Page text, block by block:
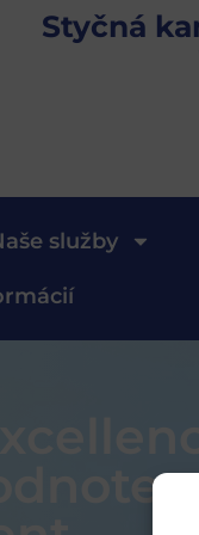
Styčná
služby